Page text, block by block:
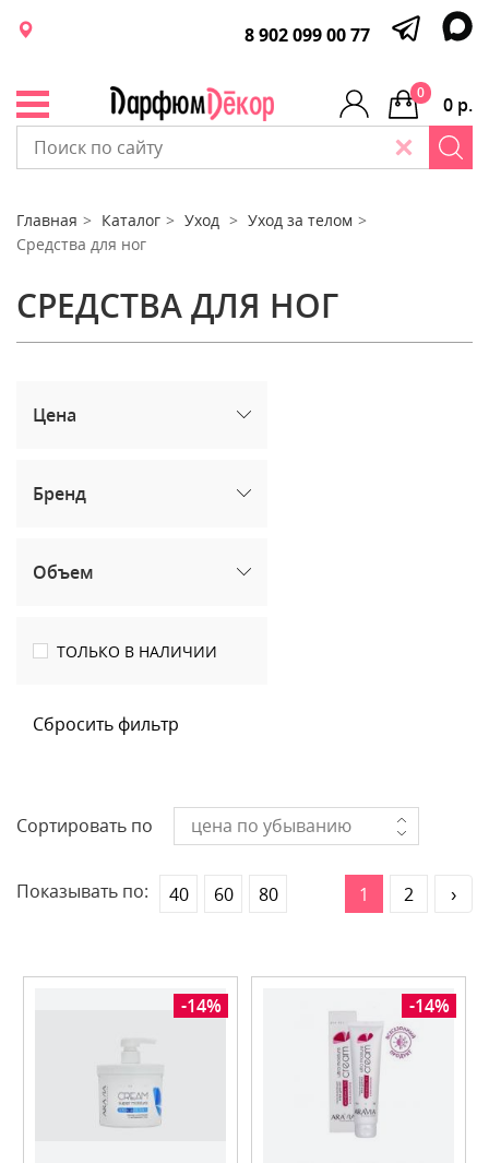
8 902 099 00 77
0 р.
0
Главная Каталог Уход
Уход за телом
Средства для ног
СРЕДСТВА ДЛЯ НОГ
Цена
Бренд
Объем
ТОЛЬКО В НАЛИЧИИ
Сбросить фильтр
Сортировать по цена по убыванию
Показывать по: 40 60 80 1 2 ›
-14% -14%